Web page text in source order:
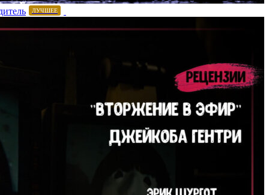
ЛУЧШЕЕ